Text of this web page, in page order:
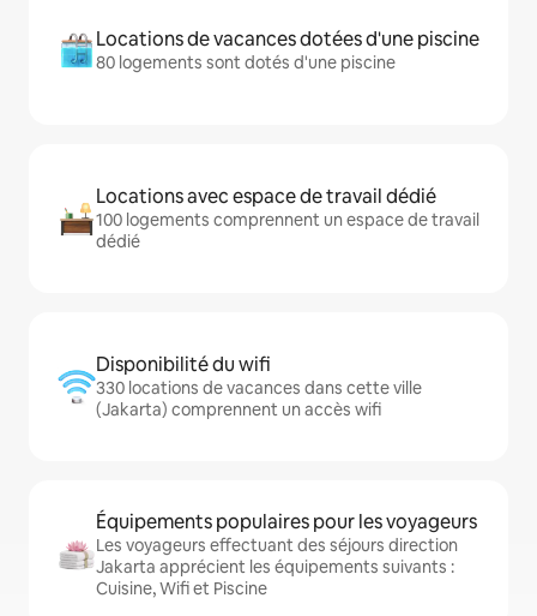
Locations de vacances dotées d'une piscine
80 logements sont dotés d'une piscine
Locations avec espace de travail dédié
100 logements comprennent un espace de travail
dédié
Disponibilité du wifi
330 locations de vacances dans cette ville
(Jakarta) comprennent un accès wifi
Équipements populaires pour les voyageurs
Les voyageurs effectuant des séjours direction
Jakarta apprécient les équipements suivants :
Cuisine, Wifi et Piscine